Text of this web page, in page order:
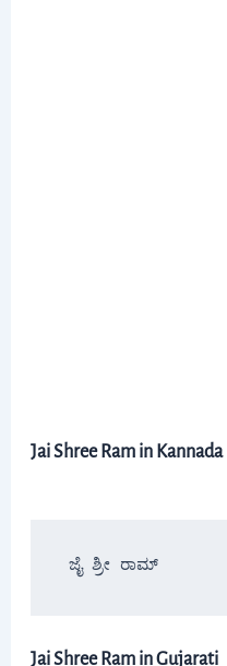
Jai Shree Ram in Kannada
ಜೈ ಶ್ರೀ ರಾಮ್
Jai Shree Ram in Gujarati